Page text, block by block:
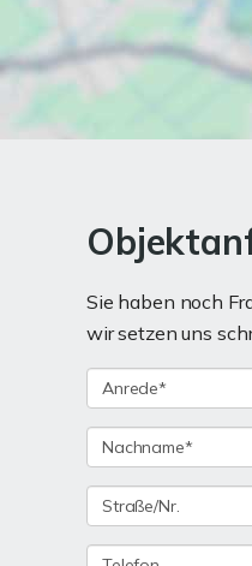
Sie haben noch
wir setzen uns